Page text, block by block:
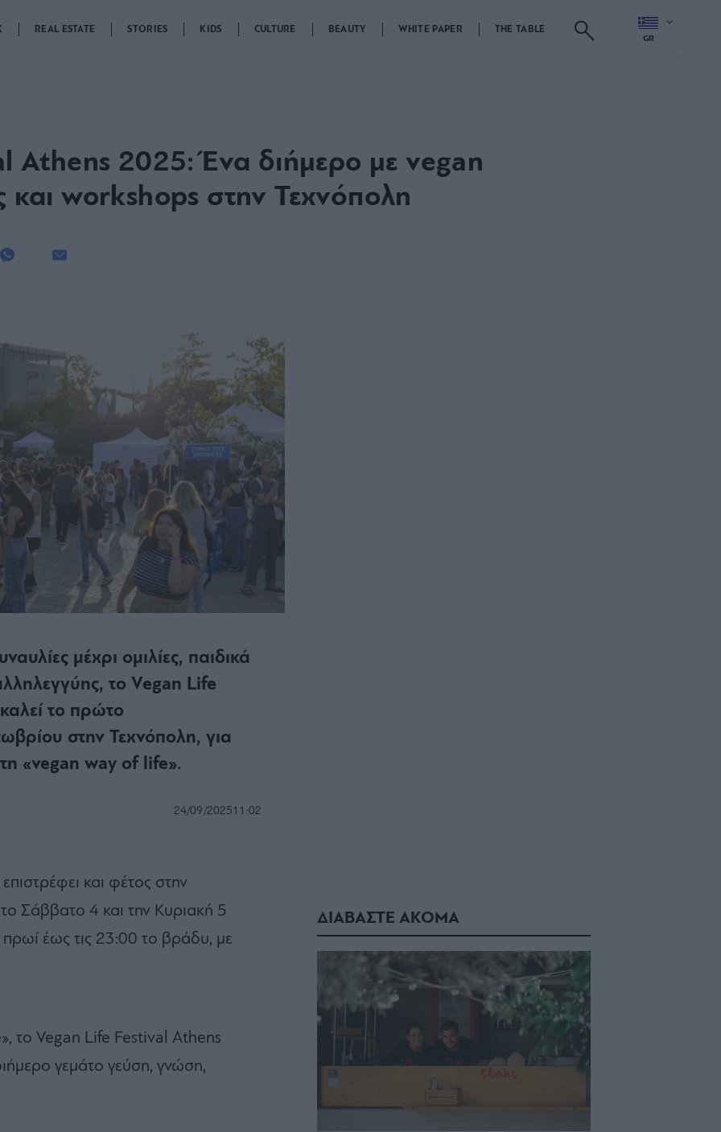
REAL ESTATE STORIES KIDS CULTURE BEAUTY WHITE PAPER THE TABLE
GR
Athens 2025: Ένα διήμερο με vegan
και workshops στην Τεχνόπολη
μέχρι ομιλίες, παιδικά
το Vegan Life
το πρώτο
στην Τεχνόπολη, για
«vegan way of life».
24/09/202511:02
και φέτος στην
Σάββατο 4 και την Κυριακή 5
έως τις 23:00 το βράδυ, με
το Vegan Life Festival Athens
γεμάτο γεύση, γνώση,
ΔΙΑΒΑΣΤΕ ΑΚΟΜΑ